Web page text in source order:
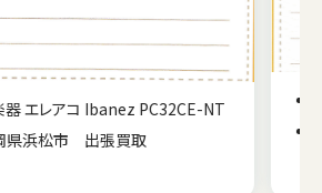
器 エレアコ Ibanez PC32CE-NT
県浜松市 出張買取